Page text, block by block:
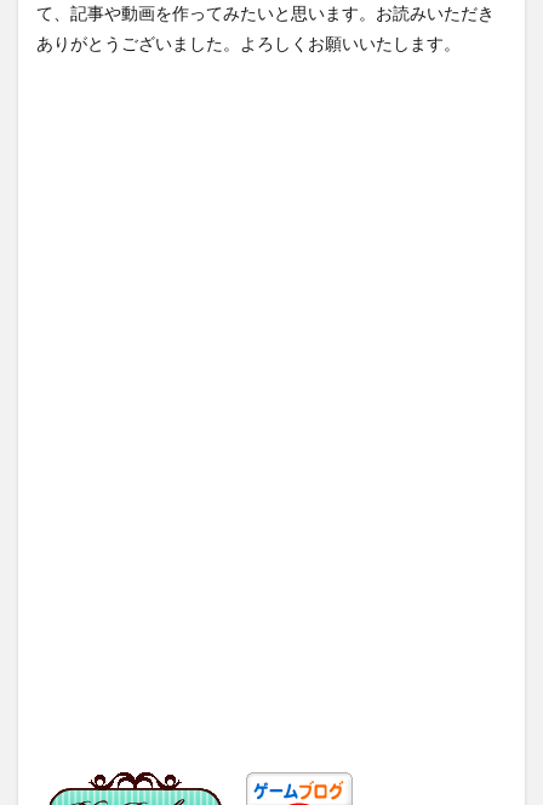
て、記事や動画を作ってみたいと思います。お読みいただき
ありがとうございました。よろしくお願いいたします。